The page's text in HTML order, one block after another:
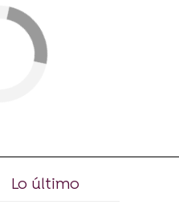
Lo último